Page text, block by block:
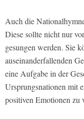
Auch die
Diese sollte nicht nur
gesungen werden. Sie
auseinanderfallenden
eine Aufgabe in der
Ursprungsnationen mit
positiven Emotionen zu